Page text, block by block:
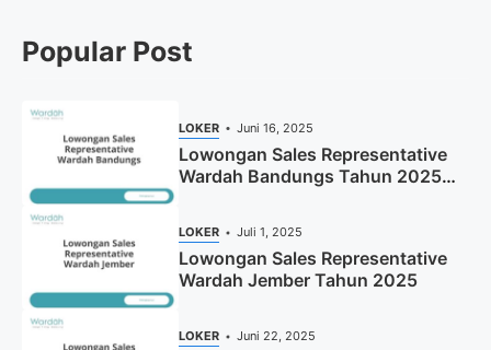
Popular Post
LOKER Juni 16, 2025
Lowongan Sales Representative
Wardah Bandungs Tahun 2025
LOKER Juli 1, 2025
Lowongan Sales Representative
Wardah Jember Tahun 2025
LOKER Juni 22, 2025